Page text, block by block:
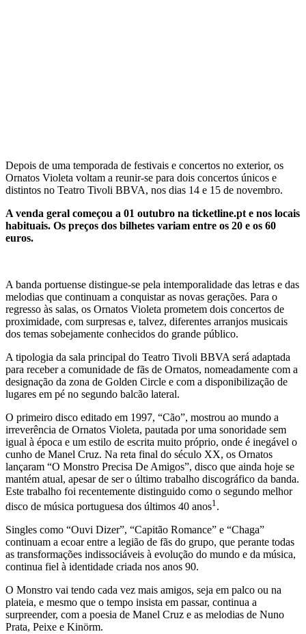
Depois de uma temporada de festivais e concertos no exterior, os
Ornatos Violeta voltam a reunir-se para dois concertos únicos e
distintos no Teatro Tivoli BBVA, nos dias 14 e 15 de novembro.
A venda geral começou a 01 outubro na ticketline.pt e nos locais
habituais. Os preços dos bilhetes variam entre os 20 e os 60
euros.
A banda portuense distingue-se pela intemporalidade das letras e das
melodias que continuam a conquistar as novas gerações. Para o
regresso às salas, os Ornatos Violeta prometem dois concertos de
proximidade, com surpresas e, talvez, diferentes arranjos musicais
dos temas sobejamente conhecidos do grande público.
A tipologia da sala principal do Teatro Tivoli BBVA será adaptada
para receber a comunidade de fãs de Ornatos, nomeadamente com a
designação da zona de Golden Circle e com a disponibilização de
lugares em pé no segundo balcão lateral.
O primeiro disco editado em 1997, “Cão”, mostrou ao mundo a
irreverência de Ornatos Violeta, pautada por uma sonoridade sem
igual à época e um estilo de escrita muito próprio, onde é inegável o
cunho de Manel Cruz. Na reta final do século XX, os Ornatos
lançaram “O Monstro Precisa De Amigos”, disco que ainda hoje se
mantém atual, apesar de ser o último trabalho discográfico da banda.
Este trabalho foi recentemente distinguido como o segundo melhor
disco de música portuguesa dos últimos 40 anos1 .
Singles como “Ouvi Dizer”, “Capitão Romance” e “Chaga”
continuam a ecoar entre a legião de fãs do grupo, que perante todas
as transformações indissociáveis à evolução do mundo e da música,
continua fiel à identidade criada nos anos 90.
O Monstro vai tendo cada vez mais amigos, seja em palco ou na
plateia, e mesmo que o tempo insista em passar, continua a
surpreender, com a poesia de Manel Cruz e as melodias de Nuno
Prata, Peixe e Kinörm.